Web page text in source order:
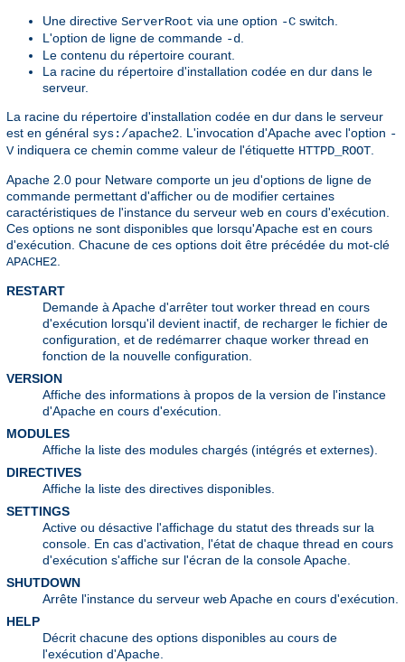
Une directive ServerRoot via une option -C switch.
L'option de ligne de commande -d
Le contenu du répertoire courant.
La racine du répertoire d'installation codée en dur dans le
serveur.
La racine du répertoire d'installation codée en dur dans le serveur
est en général sys:/apache2 . L'invocation d'Apache avec l'option -
Vindiquera ce chemin comme valeur de l'étiquette HTTPD_ROOT
Apache 2.0 pour Netware comporte un jeu d'options de ligne de
commande permettant d'afficher ou de modifier certaines
caractéristiques de l'instance du serveur web en cours d'exécution.
Ces options ne sont disponibles que lorsqu'Apache est en cours
d'exécution. Chacune de ces options doit être précédée du mot-clé
APACHE2
RESTART
Demande à Apache d'arrêter tout worker thread en cours
d'exécution lorsqu'il devient inactif, de recharger le fichier de
configuration, et de redémarrer chaque worker thread en
fonction de la nouvelle configuration.
VERSION
Affiche des informations à propos de la version de l'instance
d'Apache en cours d'exécution.
MODULES
Affiche la liste des modules chargés (intégrés et externes).
DIRECTIVES
Affiche la liste des directives disponibles.
SETTINGS
Active ou désactive l'affichage du statut des threads sur la
console. En cas d'activation, l'état de chaque thread en cours
d'exécution s'affiche sur l'écran de la console Apache.
SHUTDOWN
Arrête l'instance du serveur web Apache en cours d'exécution.
HELP
Décrit chacune des options disponibles au cours de
l'exécution d'Apache.